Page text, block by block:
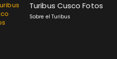
Turibus Cusco Fotos
Sobre el Turibus